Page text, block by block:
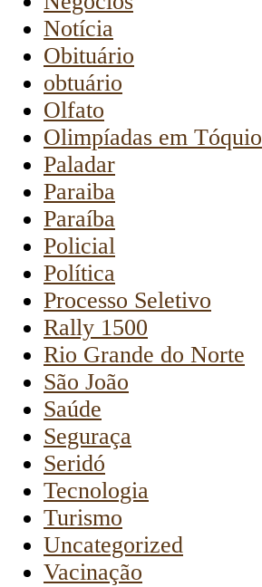
Notícia
Obituário
obtuário
Olfato
Olimpíadas em Tóquio
Paladar
Paraiba
Paraíba
Policial
Política
Processo Seletivo
Rally 1500
Rio Grande do Norte
São João
Saúde
Seguraça
Seridó
Tecnologia
Turismo
Uncategorized
Vacinação